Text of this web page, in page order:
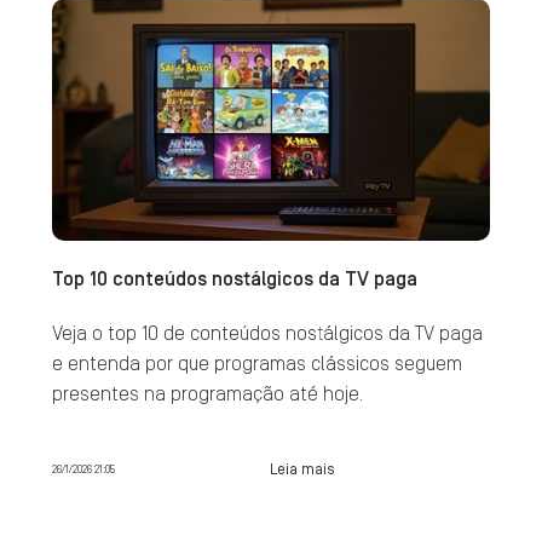
Top 10 conteúdos nostálgicos da TV paga
Veja o top 10 de conteúdos nostálgicos da TV paga
e entenda por que programas clássicos seguem
presentes na programação até hoje.
26/1/2026 21:05 Leia mais